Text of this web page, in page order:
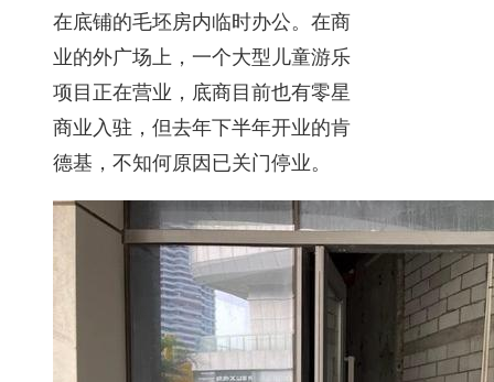
在底铺的毛坯房内临时办公。在商
业的外广场上，一个大型儿童游乐
项目正在营业，底商目前也有零星
商业入驻，但去年下半年开业的肯
德基，不知何原因已关门停业。